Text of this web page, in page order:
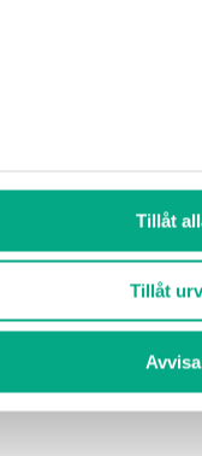
Tillåt
Tillåt
Avvisa